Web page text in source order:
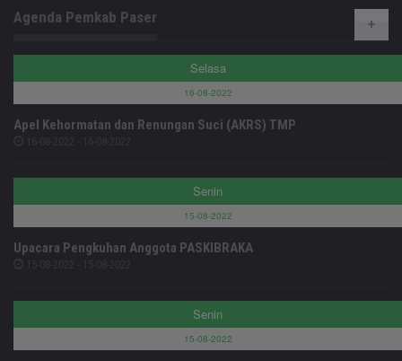
Agenda Pemkab Paser
Selasa
16-08-2022
Apel Kehormatan dan Renungan Suci (AKRS) TMP
Senin
15-08-2022
Upacara Pengkuhan Anggota PASKIBRAKA
Senin
15-08-2022